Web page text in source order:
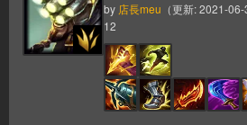
by 店長meu （更新:2021-06-
12